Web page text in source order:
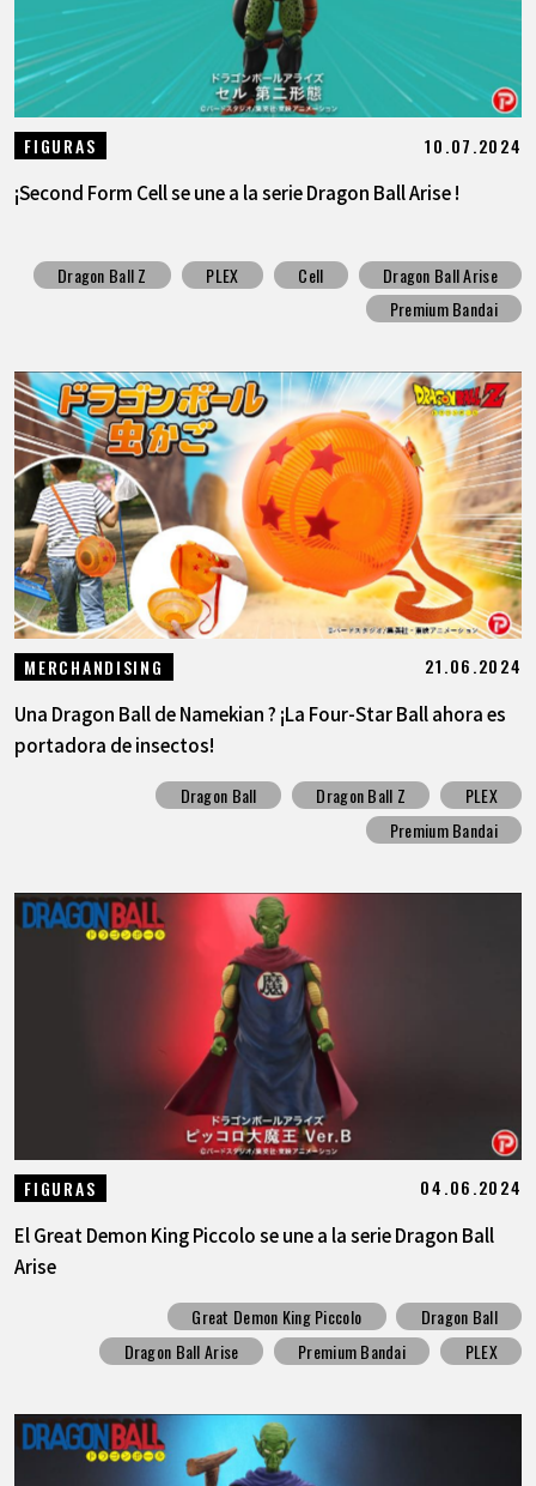
FIGURAS 10.07.2024
¡Second Form Cell se une a la serie Dragon Ball Arise !
Dragon Ball Z PLEX Cell
Dragon Ball Arise
Premium Bandai
MERCHANDISING 21.06.2024
Una Dragon Ball de Namekian ? ¡La Four-Star Ball ahora es
portadora de insectos!
Dragon Ball Dragon Ball Z
PLEX
Premium Bandai
FIGURAS 04.06.2024
El Great Demon King Piccolo se une a la serie Dragon Ball
Arise
Great Demon King Piccolo
Dragon Ball
Dragon Ball Arise
Premium Bandai PLEX